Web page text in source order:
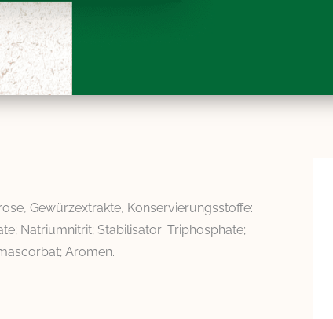
Gewürzextrakte, Konservierungsstoffe:
Natriumnitrit; Stabilisator: Triphosphate;
Aromen.